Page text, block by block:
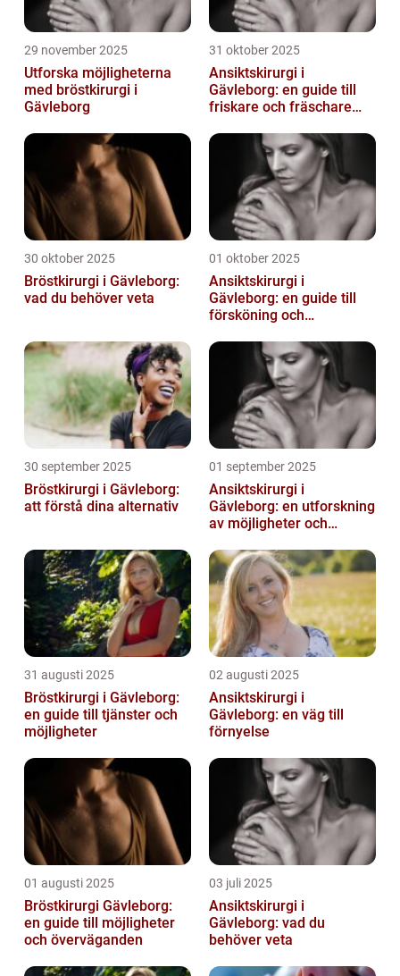
29 november 2025
Utforska möjligheterna
med bröstkirurgi i
Gävleborg
31 oktober 2025
Ansiktskirurgi i
Gävleborg: en guide till
friskare och fräschare
30 oktober 2025
Bröstkirurgi i Gävleborg:
vad du behöver veta
01 oktober 2025
Ansiktskirurgi i
Gävleborg: en guide till
försköning och
30 september 2025
Bröstkirurgi i Gävleborg:
att förstå dina alternativ
01 september 2025
Ansiktskirurgi i
Gävleborg: en utforskning
av möjligheter och
31 augusti 2025
Bröstkirurgi i Gävleborg:
en guide till tjänster och
möjligheter
02 augusti 2025
Ansiktskirurgi i
Gävleborg: en väg till
förnyelse
01 augusti 2025
Bröstkirurgi Gävleborg:
en guide till möjligheter
och överväganden
03 juli 2025
Ansiktskirurgi i
Gävleborg: vad du
behöver veta